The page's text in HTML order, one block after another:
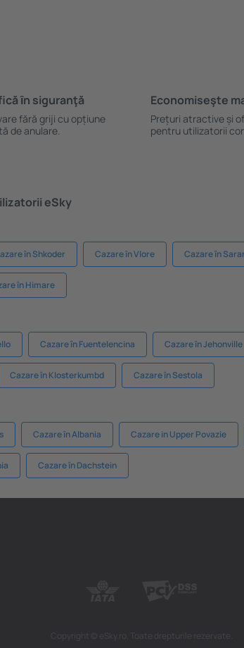
ȋn siguranţă
fără griji cu opțiune
de anulare.
Economiseşte
Prețuri atractive și
pentru utilizatorii
eSky
în Shkoder Cazare în Vlore Cazare în
în Himare
Cazare în Fuentelencina Cazare în Jehonville
Cazare în Klosterkumbd Cazare în Sestola
Cazare în Albania Cazare in Upper Povazie
Cazare în Dachstein
Copyright © eSky.ro. Toate drepturile rezervate.